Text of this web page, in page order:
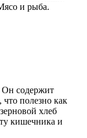
и рыба.
Он содержит
полезно как
хлеб
кишечника и